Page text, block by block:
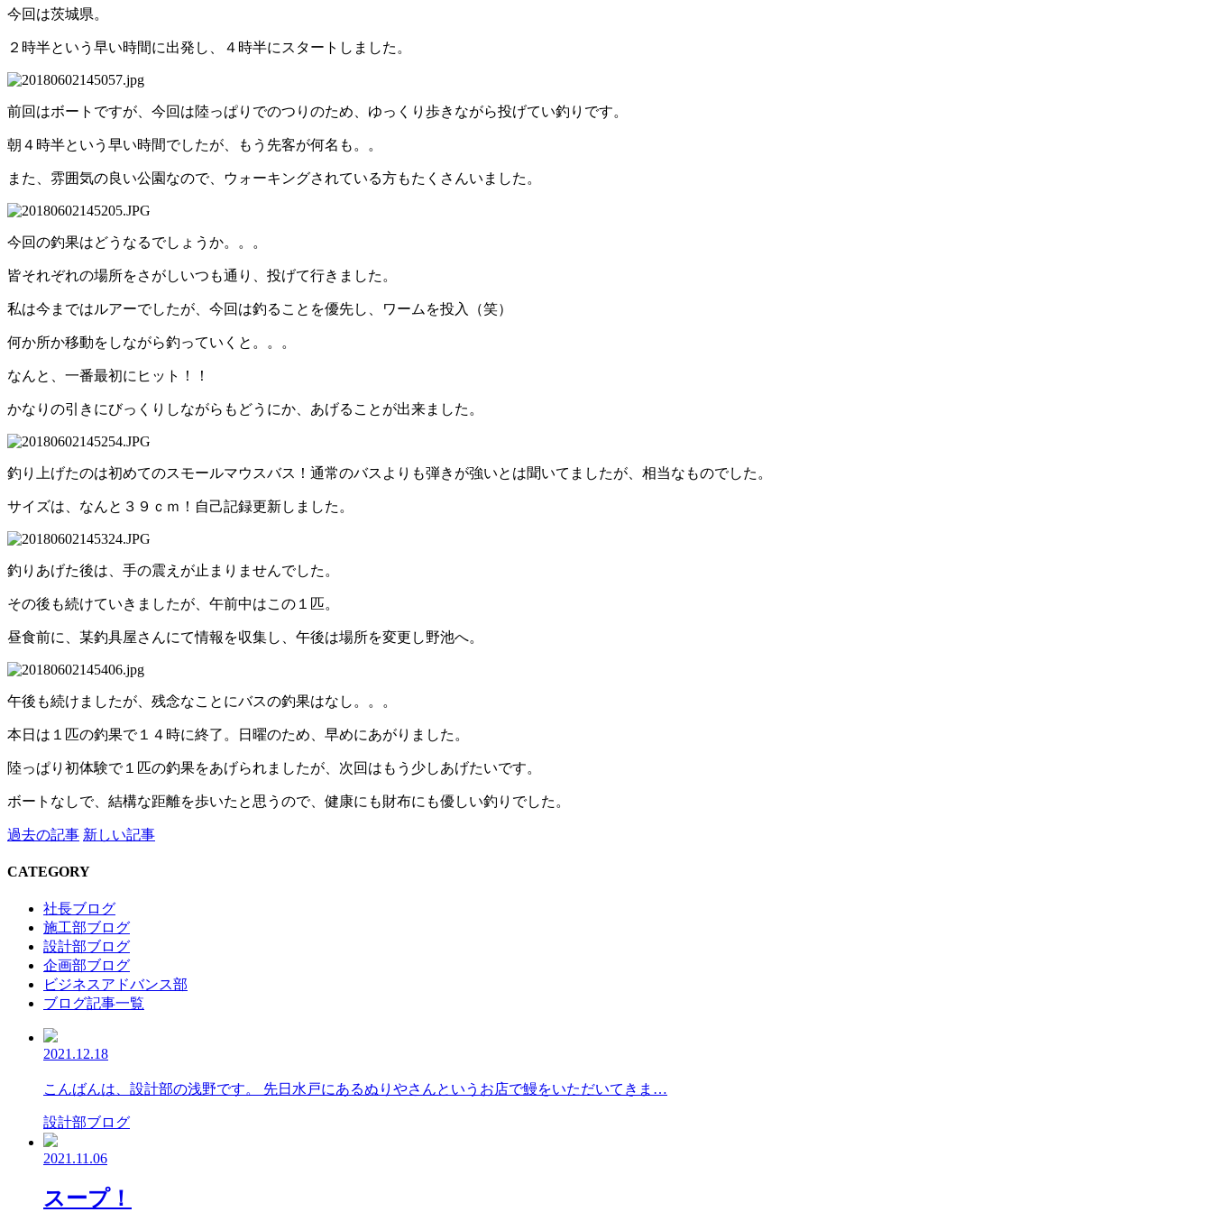
今回は茨城県。
２時半という早い時間に出発し、４時半にスタートしました。
前回はボートですが、今回は陸っぱりでのつりのため、ゆっくり歩きながら投げてい釣りです。
朝４時半という早い時間でしたが、もう先客が何名も。。
また、雰囲気の良い公園なので、ウォーキングされている方もたくさんいました。
今回の釣果はどうなるでしょうか。。。
皆それぞれの場所をさがしいつも通り、投げて行きました。
私は今まではルアーでしたが、今回は釣ることを優先し、ワームを投入（笑）
何か所か移動をしながら釣っていくと。。。
なんと、一番最初にヒット！！
かなりの引きにびっくりしながらもどうにか、あげることが出来ました。
釣り上げたのは初めてのスモールマウスバス！通常のバスよりも弾きが強いとは聞いてましたが、相当なものでした。
サイズは、なんと３９ｃｍ！自己記録更新しました。
釣りあげた後は、手の震えが止まりませんでした。
その後も続けていきましたが、午前中はこの１匹。
昼食前に、某釣具屋さんにて情報を収集し、午後は場所を変更し野池へ。
午後も続けましたが、残念なことにバスの釣果はなし。。。
本日は１匹の釣果で１４時に終了。日曜のため、早めにあがりました。
陸っぱり初体験で１匹の釣果をあげられましたが、次回はもう少しあげたいです。
ボートなしで、結構な距離を歩いたと思うので、健康にも財布にも優しい釣りでした。
過去の記事 新しい記事
CATEGORY
社長ブログ
施工部ブログ
設計部ブログ
企画部ブログ
ビジネスアドバンス部
ブログ記事一覧
2021.12.18
こんばんは、設計部の浅野です。 先日水戸にあるぬりやさんというお店で鰻をいただいてきま…
設計部ブログ
2021.11.06
スープ！